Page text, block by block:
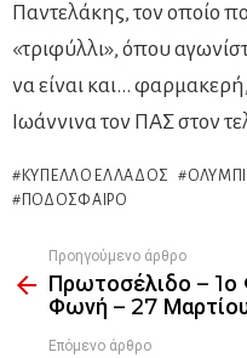
Παντελάκης, τον οποίο
«τριφύλλι», όπου
να είναι και…
Ιωάννινα τον ΠΑΣ στον
ΚΎΠΕΛΛΟ ΕΛΛΆΔΟΣ
ΠΟΔΌΣΦΑΙΡΟ
more
Προηγούμενο άρθρο
Πρωτοσέλιδο – 1ο
Φωνή – 27
Επόμενο άρθρο